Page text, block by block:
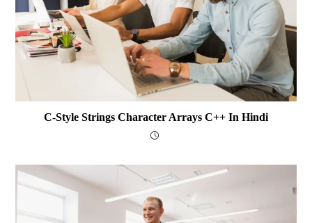
C-Style Strings Character Arrays C++ In Hindi